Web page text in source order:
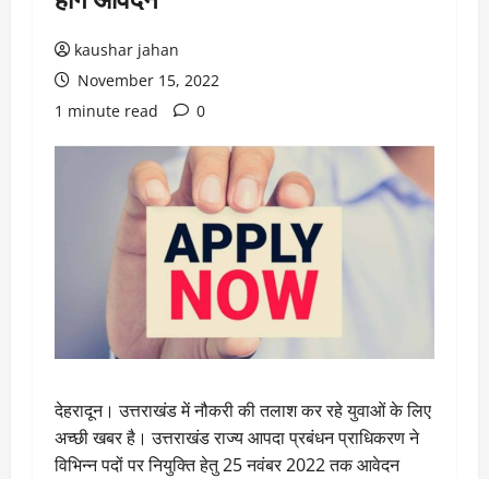
kaushar jahan
November 15, 2022
1 minute read
0
देहरादून। उत्तराखंड में नौकरी की तलाश कर रहे युवाओं के लिए
अच्छी खबर है। उत्तराखंड राज्य आपदा प्रबंधन प्राधिकरण ने
विभिन्न पदों पर नियुक्ति हेतु 25 नवंबर 2022 तक आवेदन